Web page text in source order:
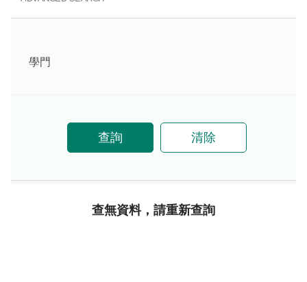
學門
查詢 清除
查無資料，請重新查詢